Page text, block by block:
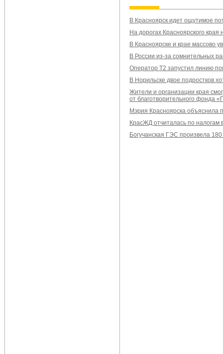
В Красноярск идет ощутимое
На дорогах Красноярского
В Красноярске и крае массово
В России из-за сомнительных
Оператор T2 запустил линию
В Норильске двое подростков
Жители и организации края
от благотворительного фонда
Мэрия Красноярска объяснила
КрасЖД отчиталась по налогам
Богучанская ГЭС произвела